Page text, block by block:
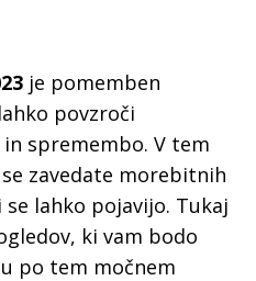
je pomemben
povzroči
spremembo. V tem
zavedate morebitnih
lahko pojavijo. Tukaj
ki vam bodo
po tem močnem